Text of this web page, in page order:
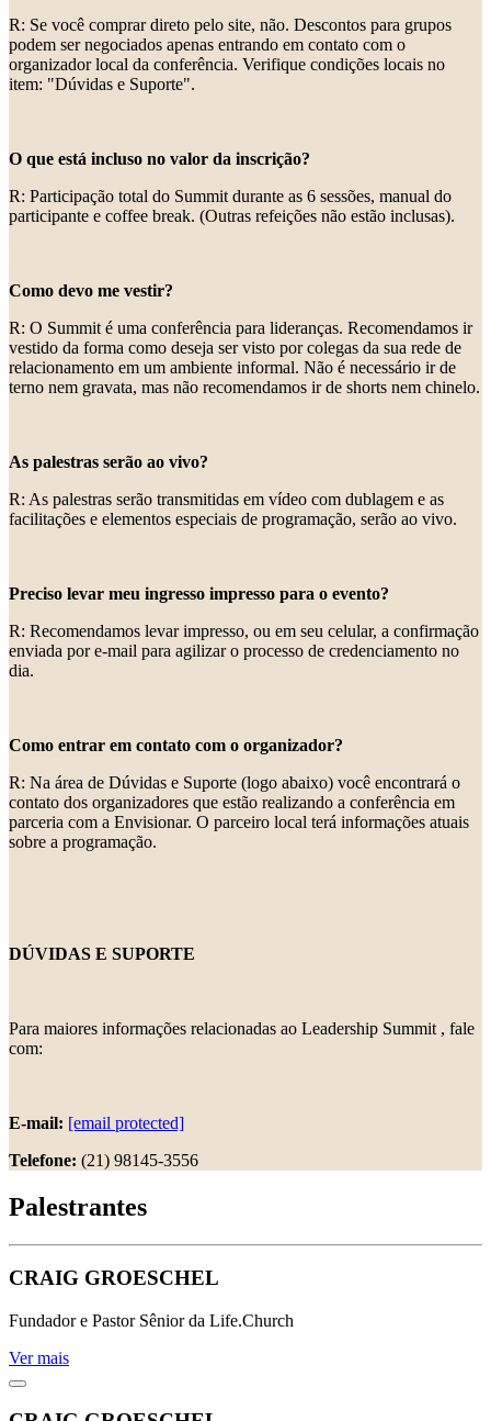
R: Se você comprar direto pelo site, não. Descontos para grupos
podem ser negociados apenas entrando em contato com o
organizador local da conferência. Verifique condições locais no
item: "Dúvidas e Suporte".
O que está incluso no valor da inscrição?
R: Participação total do Summit durante as 6 sessões, manual do
participante e coffee break. (Outras refeições não estão inclusas).
Como devo me vestir?
R: O Summit é uma conferência para lideranças. Recomendamos ir
vestido da forma como deseja ser visto por colegas da sua rede de
relacionamento em um ambiente informal. Não é necessário ir de
terno nem gravata, mas não recomendamos ir de shorts nem chinelo.
As palestras serão ao vivo?
R: As palestras serão transmitidas em vídeo com dublagem e as
facilitações e elementos especiais de programação, serão ao vivo.
Preciso levar meu ingresso impresso para o evento?
R: Recomendamos levar impresso, ou em seu celular, a confirmação
enviada por e-mail para agilizar o processo de credenciamento no
dia.
Como entrar em contato com o organizador?
R: Na área de Dúvidas e Suporte (logo abaixo) você encontrará o
contato dos organizadores que estão realizando a conferência em
parceria com a Envisionar. O parceiro local terá informações atuais
sobre a programação.
DÚVIDAS E SUPORTE
Para maiores informações relacionadas ao Leadership Summit , fale
com:
E-mail: [email protected]
Telefone: (21) 98145-3556
Palestrantes
CRAIG GROESCHEL
Fundador e Pastor Sênior da Life.Church
Ver mais